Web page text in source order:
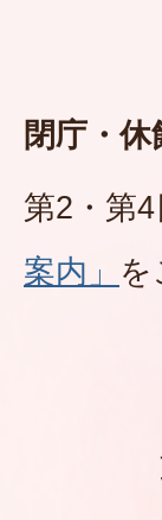
閉庁・休
第2・第
案内」 を